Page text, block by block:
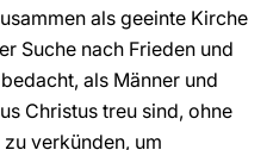
als geeinte Kirche
Suche nach Frieden und
als Männer und
Christus treu sind, ohne
verkünden, um